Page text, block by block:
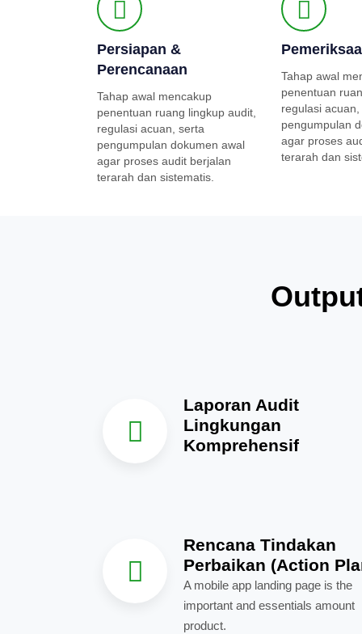
Persiapan &
Perencanaan
Tahap awal mencakup
penentuan ruang lingkup audit,
regulasi acuan, serta
pengumpulan dokumen awal
agar proses audit berjalan
terarah dan sistematis.
Tahap awal
penentuan
regulasi acuan,
pengumpulan
agar proses
terarah dan
Laporan Audit
Lingkungan
Komprehensif
Rencana Tindakan
Perbaikan (Action
A mobile app landing page is the
important and essentials amount
product.